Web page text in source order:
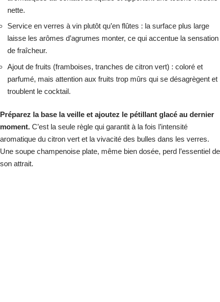
nette.
Service en verres à vin plutôt qu’en flûtes : la surface plus large
laisse les arômes d’agrumes monter, ce qui accentue la sensation
de fraîcheur.
Ajout de fruits (framboises, tranches de citron vert) : coloré et
parfumé, mais attention aux fruits trop mûrs qui se désagrègent et
troublent le cocktail.
Préparez la base la veille et ajoutez le pétillant glacé au dernier
moment. C’est la seule règle qui garantit à la fois l’intensité
aromatique du citron vert et la vivacité des bulles dans les verres.
Une soupe champenoise plate, même bien dosée, perd l’essentiel de
son attrait.